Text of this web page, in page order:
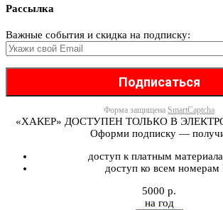
Рассылка
Важные события и скидка на подписку:
Форма защищена SmartCaptcha
«ХАКЕР» ДОСТУПЕН ТОЛЬКО В
Оформи подписку —
доступ к платным
доступ ко всем номерам
5000 р.
на год